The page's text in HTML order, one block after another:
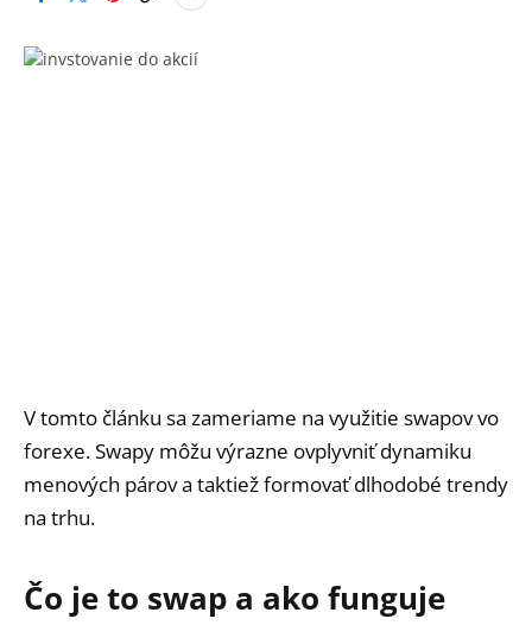
V tomto článku sa zameriame na využitie swapov vo
forexe. Swapy môžu výrazne ovplyvniť dynamiku
menových párov a taktiež formovať dlhodobé trendy
na trhu.
Čo je to swap a ako funguje